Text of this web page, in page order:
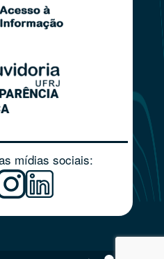
mídias sociais: